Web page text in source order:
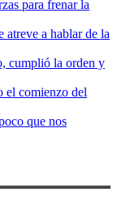
para frenar la
atreve a hablar de la
cumplió la orden y
el comienzo del
que nos